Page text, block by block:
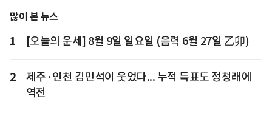
많이 본 뉴스
1 [오늘의 운세] 8월 9일 일요일 (음력 6월 27일 乙卯)
2
제주·인천 김민석이 웃었다... 누적 득표도 정청래에
역전